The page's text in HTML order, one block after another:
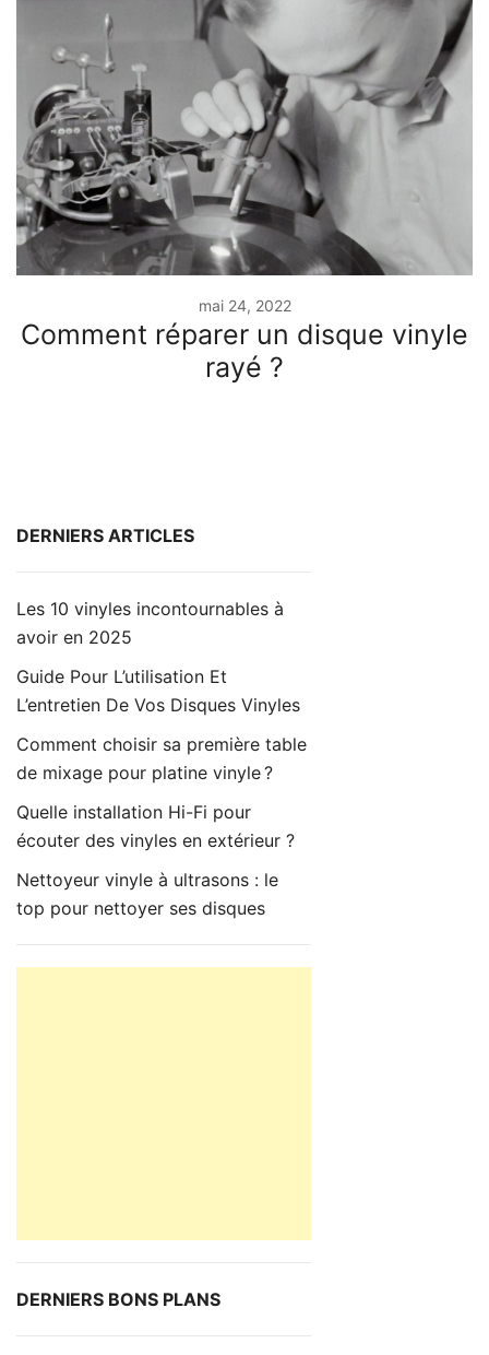
mai 24, 2022
Comment réparer un disque vinyle
rayé ?
DERNIERS ARTICLES
Les 10 vinyles incontournables à
avoir en 2025
Guide Pour L’utilisation Et
L’entretien De Vos Disques Vinyles
Comment choisir sa première table
de mixage pour platine vinyle ?
Quelle installation Hi-Fi pour
écouter des vinyles en extérieur ?
Nettoyeur vinyle à ultrasons : le
top pour nettoyer ses disques
DERNIERS BONS PLANS